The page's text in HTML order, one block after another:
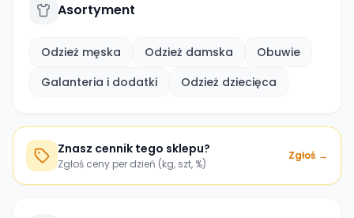
Asortyment
Odzież męska Odzież damska
Obuwie
Galanteria i dodatki
Odzież dziecięca
Znasz cennik tego sklepu?
Zgłoś ceny per dzień (kg, szt, %)
Zgłoś →